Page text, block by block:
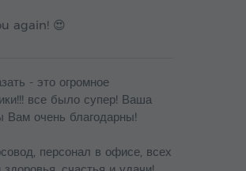
again! 😍
- это огромное
все было супер! Ваша
очень благодарны!
персонал в офисе, всех